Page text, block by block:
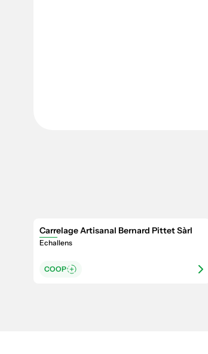
Carrelage Artisanal Bernard Pittet Sàrl
Echallens
COOP